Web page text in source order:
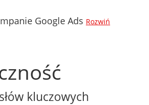
Google Ads Rozwiń
kluczowych